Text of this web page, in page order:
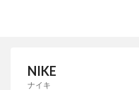
NIKE
ナイキ